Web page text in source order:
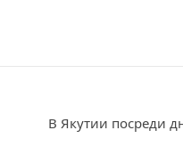
В Якутии посреди